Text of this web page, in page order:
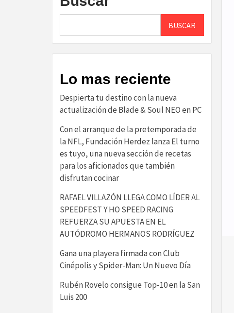
BUSCAR
Lo mas reciente
Despierta tu destino con la nueva
actualización de Blade & Soul NEO en PC
Con el arranque de la pretemporada de
la NFL, Fundación Herdez lanza El turno
es tuyo, una nueva sección de recetas
para los aficionados que también
disfrutan cocinar
RAFAEL VILLAZÓN LLEGA COMO LÍDER AL
SPEEDFEST Y HO SPEED RACING
REFUERZA SU APUESTA EN EL
AUTÓDROMO HERMANOS RODRÍGUEZ
Gana una playera firmada con Club
Cinépolis y Spider-Man: Un Nuevo Día
Rubén Rovelo consigue Top-10 en la San
Luis 200